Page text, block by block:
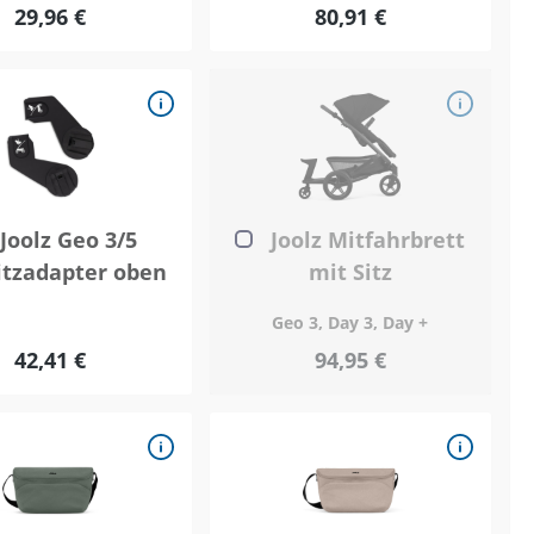
29,96 €
80,91 €
Joolz Geo 3/5
oben
42,41 €
Joolz Mitfahrbrett
mit Sitz
Geo 3, Day 3, Day +
94,95 €